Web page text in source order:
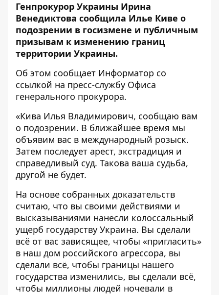
Генпрокурор Украины Ирина
Венедиктова сообщила Илье Киве о
подозрении в госизмене и публичным
призывам к изменению границ
территории Украины.
Об этом сообщает Информатор со
ссылкой на пресс-службу Офиса
генерального прокурора.
«Кива Илья Владимирович, сообщаю вам
о подозрении. В ближайшее время мы
объявим вас в международный розыск.
Затем последует арест, экстрадиция и
справедливый суд. Такова ваша судьба,
другой не будет.
На основе собранных доказательств
считаю, что вы своими действиями и
высказываниями нанесли колоссальный
ущерб государству Украина. Вы сделали
всё от вас зависящее, чтобы «пригласить»
в наш дом российского агрессора, вы
сделали всё, чтобы границы нашего
государства изменились, вы сделали всё,
чтобы миллионы людей ночевали в